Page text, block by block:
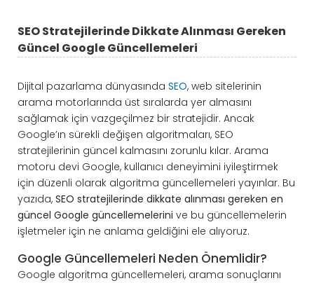
SEO Stratejilerinde Dikkate Alınması Gereken
Güncel Google Güncellemeleri
Dijital pazarlama dünyasında SEO, web sitelerinin
arama motorlarında üst sıralarda yer almasını
sağlamak için vazgeçilmez bir stratejidir. Ancak
Google’ın sürekli değişen algoritmaları, SEO
stratejilerinin güncel kalmasını zorunlu kılar. Arama
motoru devi Google, kullanıcı deneyimini iyileştirmek
için düzenli olarak algoritma güncellemeleri yayınlar. Bu
yazıda, SEO stratejilerinde dikkate alınması gereken en
güncel Google güncellemelerini ve bu güncellemelerin
işletmeler için ne anlama geldiğini ele alıyoruz.
Google Güncellemeleri Neden Önemlidir?
Google algoritma güncellemeleri, arama sonuçlarını